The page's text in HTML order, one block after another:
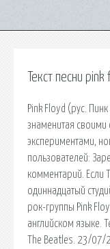
Текст песни
Pink Floyd (рус.
знаменитая своими
экспериментами,
пользователей:
комментарий. Если
одиннадцатый
рок-группы Pink
английском языке.
The Beatles. 23/